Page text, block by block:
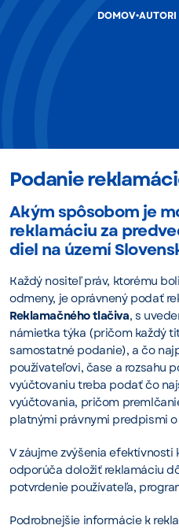
DOMOV•AUTORI
Podanie
Akým spôsobom je
reklamáciu za
diel na území
Každý nositeľ práv, ktorému
odmeny, je oprávnený podať
Reklamačného tlačiva, s
námietka týka (pričom každý
samostatné podanie), a čo
používateľovi, čase a rozsahu
vyúčtovaniu treba podať čo
vyúčtovania, pričom
platnými právnymi predpismi
V záujme zvýšenia
odporúča doložiť reklamáciu
potvrdenie používateľa,
Podrobnejšie informácie k